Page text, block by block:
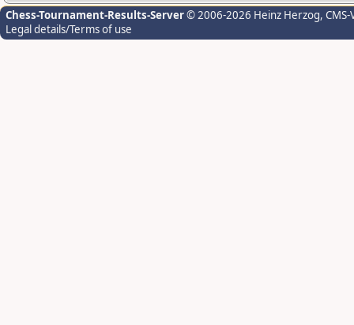
Chess-Tournament-Results-Server© 2006-2026 Heinz Herzog,
Legal details/Terms of use